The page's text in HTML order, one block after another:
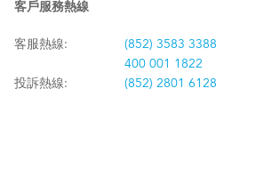
客戶服務熱線
客服熱線:
(852) 3583 3388
400 001 1822
投訴熱線:
(852) 2801 6128